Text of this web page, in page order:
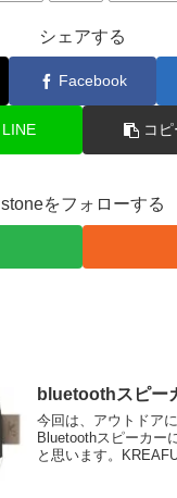
シェアする
Facebook
LINE コピ
stoneをフォローする
bluetoothスピー
今回は、アウトドア
Bluetoothスピーカー
と思います。
イト）」というアイ